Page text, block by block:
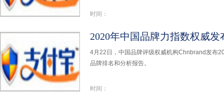
时间：
4月22日，中国品牌评级权威机构Chnbrand发布
品牌排名和分析报告。
时间：